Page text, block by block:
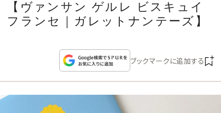
CULTURE
CELEBRITY
WEDDING
【ヴァンサン ゲルレ ビスキュイ
フランセ｜ガレットナンテーズ】
ブックマークに追加する